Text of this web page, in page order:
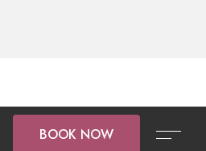
BOOK NOW